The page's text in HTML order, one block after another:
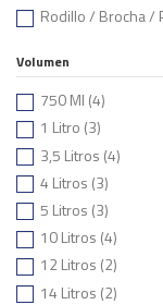
Rodillo / Brocha /
Volumen
750 Ml (4)
1 Litro (3)
3,5 Litros (4)
4 Litros (3)
5 Litros (3)
10 Litros (4)
12 Litros (2)
14 Litros (2)